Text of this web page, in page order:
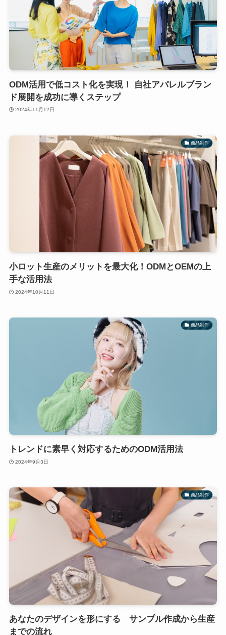
ODM活用で低コスト化を実現！ 自社アパレルブラン
ド展開を成功に導くステップ
2024年11月12日
商品制作
小ロット生産のメリットを最大化！ODMとOEMの上
手な活用法
2024年10月11日
商品制作
トレンドに素早く対応するためのODM活用法
2024年9月3日
商品制作
あなたのデザインを形にする サンプル作成から生産
までの流れ